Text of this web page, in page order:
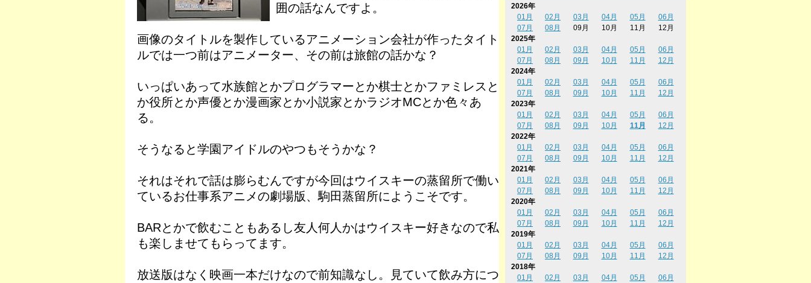
囲の話なんですよ。
画像のタイトルを製作しているアニメーション会社が作ったタイト
ルでは一つ前はアニメーター、その前は旅館の話かな？
いっぱいあって水族館とかプログラマーとか棋士とかファミレスと
か役所とか声優とか漫画家とか小説家とかラジオMCとか色々あ
る。
そうなると学園アイドルのやつもそうかな？
それはそれで話は膨らむんですが今回はウイスキーの蒸留所で働い
ているお仕事系アニメの劇場版、駒田蒸留所にようこそです。
BARとかで飲むこともあるし友人何人かはウイスキー好きなので私
も楽しませてもらってます。
放送版はなく映画一本だけなので前知識なし。見ていて飲み方につ
2026年
01月
02月 03月 04月 05月
06月
07月
08月 09月 10月 11月
12月
2025年
01月
02月 03月 04月 05月
06月
07月
08月 09月 10月 11月
12月
2024年
01月
02月 03月 04月 05月
06月
07月
08月 09月 10月 11月
12月
2023年
01月
02月 03月 04月 05月
06月
07月
08月 09月 10月 11月
12月
2022年
01月
02月 03月 04月 05月
06月
07月
08月 09月 10月 11月
12月
2021年
01月
02月 03月 04月 05月
06月
07月
08月 09月 10月 11月
12月
2020年
01月
02月 03月 04月 05月
06月
07月
08月 09月 10月 11月
12月
2019年
01月
02月 03月 04月 05月
06月
07月
08月 09月 10月 11月
12月
2018年
01月
02月 03月 04月 05月
06月